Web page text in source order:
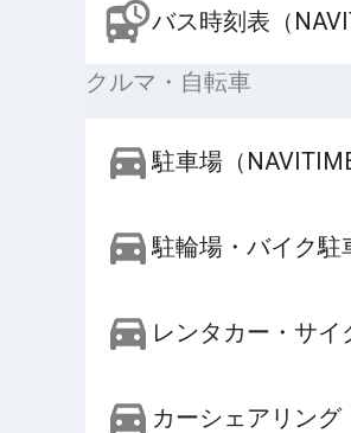
バス時刻表（
クルマ・自転車
駐車場（NAVITIME
駐輪場・バイク駐
レンタカー・サ
カーシェアリング